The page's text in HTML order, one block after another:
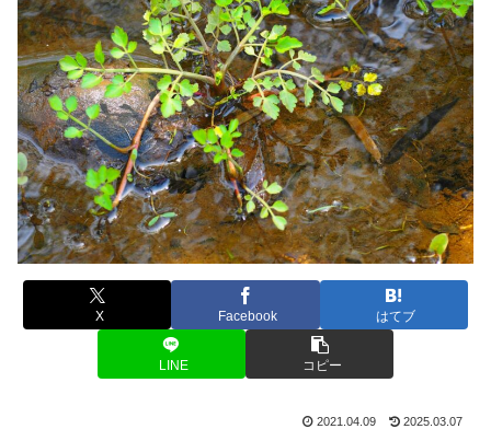
X Facebook はてブ
LINE コピー
2021.04.09 2025.03.07